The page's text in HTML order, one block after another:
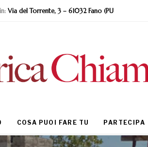
Via del Torrente, 3 – 61032 Fano (PU
COSA PUOI FARE TU PARTECIPA